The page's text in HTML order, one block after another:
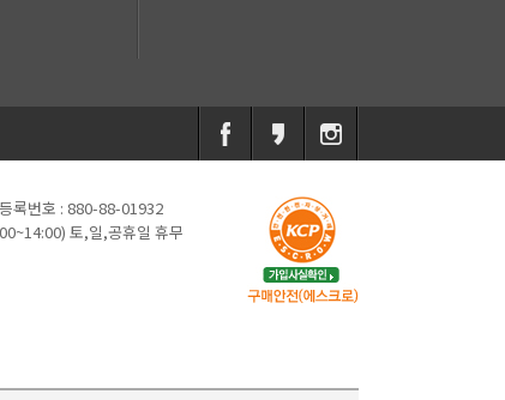
록번호 : 880-88-01932
토,일,공휴일 휴무